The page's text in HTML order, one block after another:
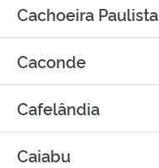
Cachoeira Paulista
Caconde
Cafelândia
Caiabu